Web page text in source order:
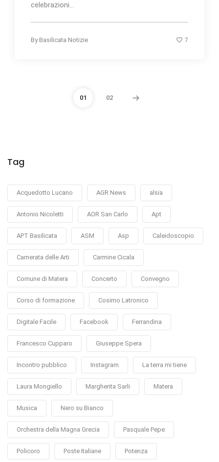
celebrazioni...
By Basilicata Notizie 7
01 02
Tag
Acquedotto Lucano AGR News alsia
Antonio Nicoletti AOR San Carlo Apt
APT Basilicata ASM Asp Caleidoscopio
Camerata delle Arti Carmine Cicala
Comune di Matera Concerto Convegno
Corso di formazione Cosimo Latronico
Digitale Facile Facebook Ferrandina
Francesco Cupparo Giuseppe Spera
Incontro pubblico Instagram La terra mi tiene
Laura Mongiello Margherita Sarli Matera
Musica Nero su Bianco
Orchestra della Magna Grecia Pasquale Pepe
Policoro Poste Italiane Potenza